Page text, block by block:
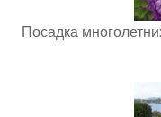
Посадка